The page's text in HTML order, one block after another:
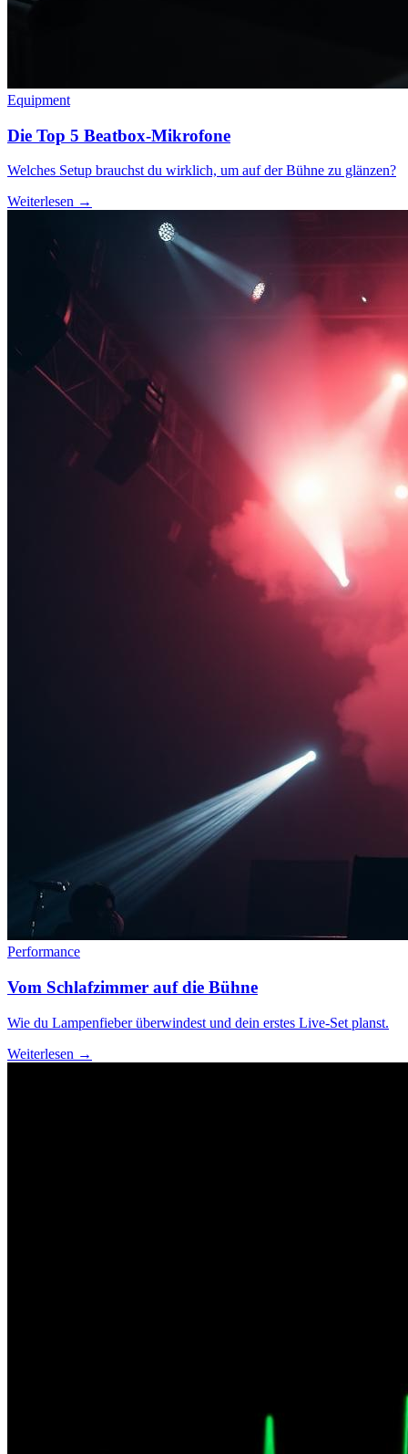
Equipment
Die Top 5 Beatbox-Mikrofone
Welches Setup brauchst du wirklich, um auf der Bühne zu glänzen?
Weiterlesen →
Performance
Vom Schlafzimmer auf die Bühne
Wie du Lampenfieber überwindest und dein erstes Live-Set planst.
Weiterlesen →